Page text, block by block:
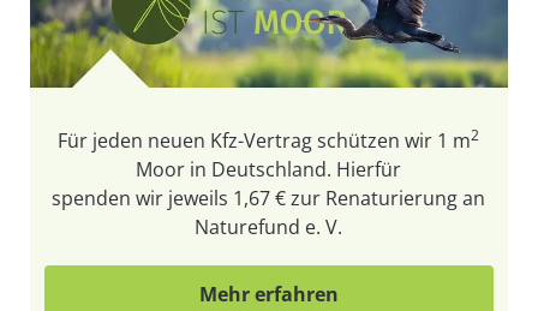
Für jeden neuen Kfz-Vertrag schützen wir 1 m2
Moor in Deutschland. Hierfür
spenden wir jeweils 1,67 € zur Renaturierung an
Naturefund e. V.
Mehr erfahren